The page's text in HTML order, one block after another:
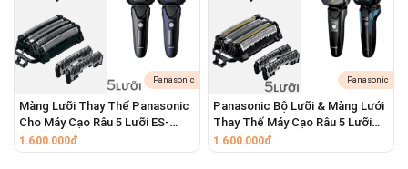
Panasonic
Màng Lưỡi Thay Thế Panasonic
Cho Máy Cạo Râu 5 Lưỡi ES-
LVG8 ES-NLV68 ES-LV67 ES-
LVK8 ES-NLV98
1.600.000đ
Panasonic
Panasonic Bộ Lưỡi & Màng Lưới
Thay Thế Máy Cạo Râu 5 Lưỡi
ES-LV5B ES-CLV5E ES-CLV5F ES-
CLV5T
1.600.000đ